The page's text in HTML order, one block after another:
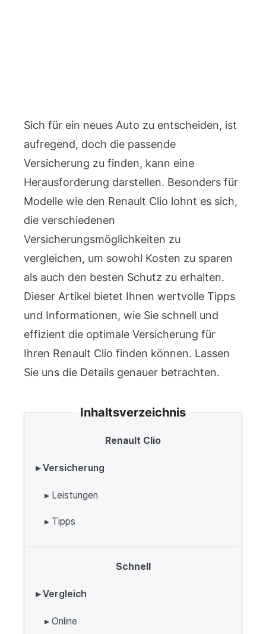
Sich für ein neues Auto zu entscheiden, ist
aufregend, doch die passende
Versicherung zu finden, kann eine
Herausforderung darstellen. Besonders für
Modelle wie den Renault Clio lohnt es sich,
die verschiedenen
Versicherungsmöglichkeiten zu
vergleichen, um sowohl Kosten zu sparen
als auch den besten Schutz zu erhalten.
Dieser Artikel bietet Ihnen wertvolle Tipps
und Informationen, wie Sie schnell und
effizient die optimale Versicherung für
Ihren Renault Clio finden können. Lassen
Sie uns die Details genauer betrachten.
Inhaltsverzeichnis
Renault Clio
▸ Versicherung
▸ Leistungen
▸ Tipps
Schnell
▸ Vergleich
▸ Online